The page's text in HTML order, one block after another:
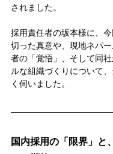
されました。
採用責任者の坂本様に、
切った真意や、現地ネパ
者の「覚悟」、そして同
ルな組織づくりについて
く伺いました。
国内採用の「限界」と